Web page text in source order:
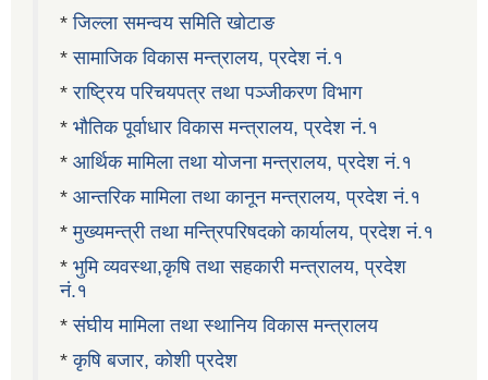
*जिल्ला समन्वय समिति खोटाङ
*सामाजिक विकास मन्त्रालय, प्रदेश नं.१
*राष्ट्रिय परिचयपत्र तथा पञ्जीकरण विभाग
* भौतिक पूर्वाधार विकास मन्त्रालय, प्रदेश नं.१
* आर्थिक मामिला तथा योजना मन्त्रालय, प्रदेश नं.१
* आन्तरिक मामिला तथा कानून मन्त्रालय, प्रदेश नं.१
*मुख्यमन्त्री तथा मन्त्रिपरिषदको कार्यालय, प्रदेश नं.१
* भुमि व्यवस्था,कृषि तथा सहकारी मन्त्रालय, प्रदेश
नं.१
*संघीय मामिला तथा स्थानिय विकास मन्त्रालय
*कृषि बजार, कोशी प्रदेश